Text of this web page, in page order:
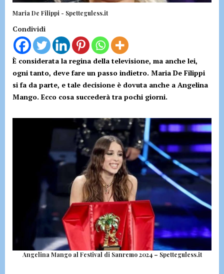
Maria De Filippi - Spetteguless.it
Condividi
È considerata la regina della televisione, ma anche lei,
ogni tanto, deve fare un passo indietro. Maria De Filippi
si fa da parte, e tale decisione è dovuta anche a Angelina
Mango. Ecco cosa succederà tra pochi giorni.
Angelina Mango al Festival di Sanremo 2024 – Spetteguless.it